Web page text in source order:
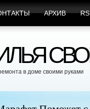
АРХИВ
в доме своими руками